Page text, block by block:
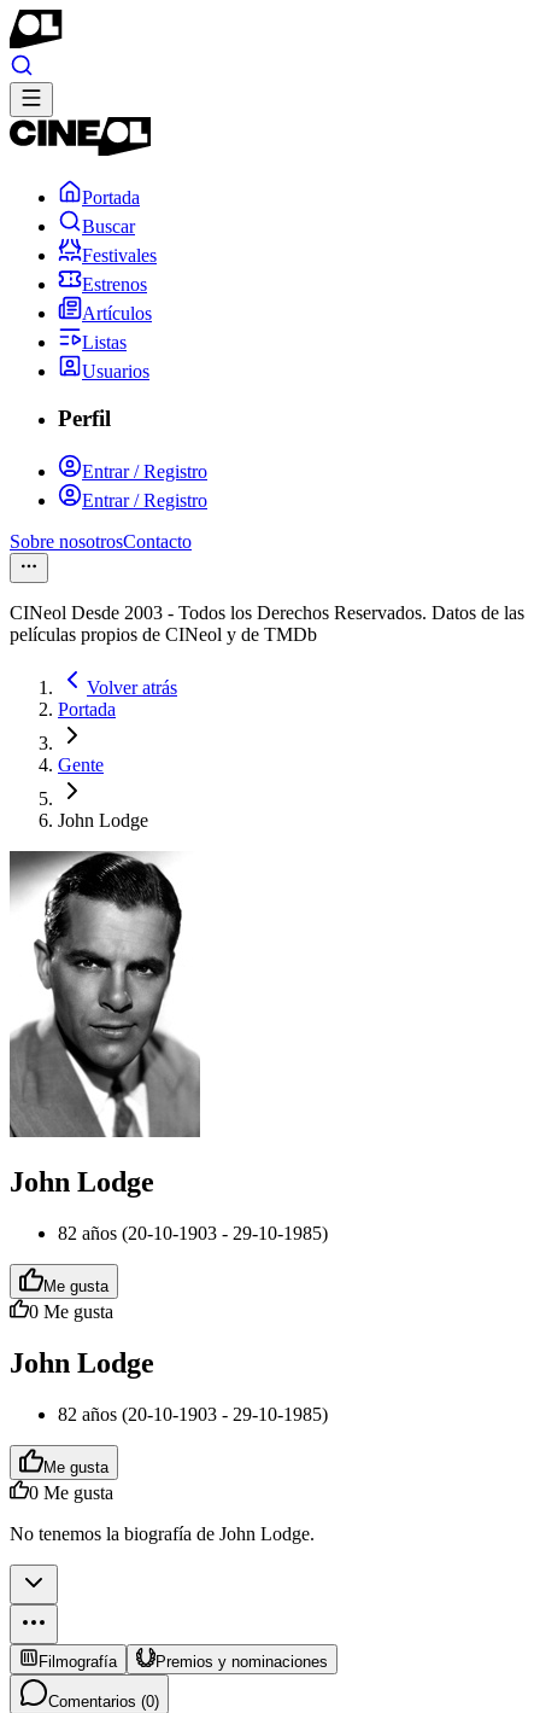
Portada
Buscar
Festivales
Estrenos
Artículos
Listas
Usuarios
Perfil
Entrar / Registro
Entrar / Registro
Sobre nosotrosContacto
CINeol Desde 2003 - Todos los Derechos Reservados. Datos de las
películas propios de CINeol y de TMDb
Volver atrás
Portada
Gente
John Lodge
John Lodge
82 años (20-10-1903 - 29-10-1985)
Me gusta
0 Me gusta
John Lodge
82 años (20-10-1903 - 29-10-1985)
Me gusta
0 Me gusta
No tenemos la biografía de John Lodge.
Filmografía Premios y nominaciones
Comentarios (0)